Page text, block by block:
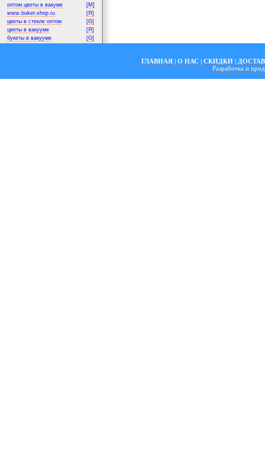
оптом цветы в вакуме
[M]
www.buket-shop.ru
[Я]
цветы в стекле оптом
[G]
цветы в вакууме
[Я]
букеты в вакууме
[G]
ГЛАВНАЯ | О НАС | СКИДКИ |
Разработка и